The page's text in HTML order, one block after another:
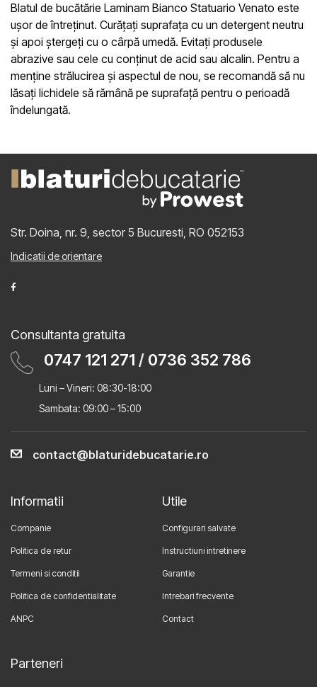
Blatul de bucătărie Laminam Bianco Statuario Venato este
ușor de întreținut. Curățați suprafața cu un detergent neutru
și apoi ștergeți cu o cârpă umedă. Evitați produsele
abrazive sau cele cu conținut de acid sau alcalin. Pentru a
menține strălucirea și aspectul de nou, se recomandă să nu
lăsați lichidele să rămână pe suprafață pentru o perioadă
îndelungată.
Str. Doina, nr. 9, sector 5 Bucuresti, RO 052153
Indicatii de orientare
Consultanta gratuita
0747 121 271 / 0736 352 786
Luni – Vineri: 08:30-18:00
Sambata: 09:00 – 15:00
contact@blaturidebucatarie.ro
Informatii
Companie
Politica de retur
Termeni si conditii
Politica de confidentialitate
ANPC
Utile
Configurari salvate
Instructiuni intretinere
Garantie
Intrebari frecvente
Contact
Parteneri